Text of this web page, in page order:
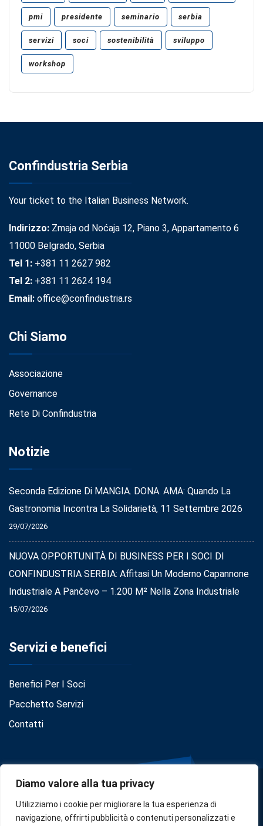
Diamo valore alla tua privacy
Utilizziamo i cookie per migliorare la tua esperienza di
navigazione, offrirti pubblicità o contenuti personalizzati e
pmi presidente seminario serbia
servizi soci sostenibilità sviluppo
workshop
Confindustria Serbia
Your ticket to the Italian Business Network.
Indirizzo: Zmaja od Noćaja 12, Piano 3, Appartamento 6
11000 Belgrado, Serbia
Tel 1: +381 11 2627 982
Tel 2: +381 11 2624 194
Email: office@confindustria.rs
Chi Siamo
Associazione
Governance
Rete Di Confindustria
Notizie
Seconda Edizione Di MANGIA. DONA. AMA: Quando La
Gastronomia Incontra La Solidarietà, 11 Settembre 2026
29/07/2026
NUOVA OPPORTUNITÀ DI BUSINESS PER I SOCI DI
CONFINDUSTRIA SERBIA: Affitasi Un Moderno Capannone
Industriale A Pančevo – 1.200 M² Nella Zona Industriale
15/07/2026
Servizi e benefici
Benefici Per I Soci
Pacchetto Servizi
Contatti